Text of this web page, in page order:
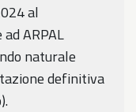
al
ARPAL
naturale
definitiva